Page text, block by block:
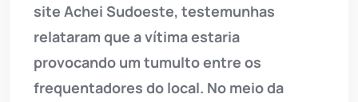
site Achei Sudoeste, testemunhas
relataram que a vítima estaria
provocando um tumulto entre os
frequentadores do local. No meio da